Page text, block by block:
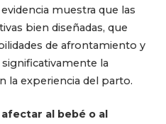
evidencia muestra que las
bien diseñadas, que
de afrontamiento y
la
la experiencia del parto.
al bebé o al